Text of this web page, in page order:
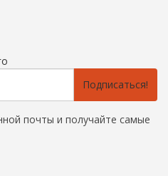
Подписаться!
почты и получайте самые